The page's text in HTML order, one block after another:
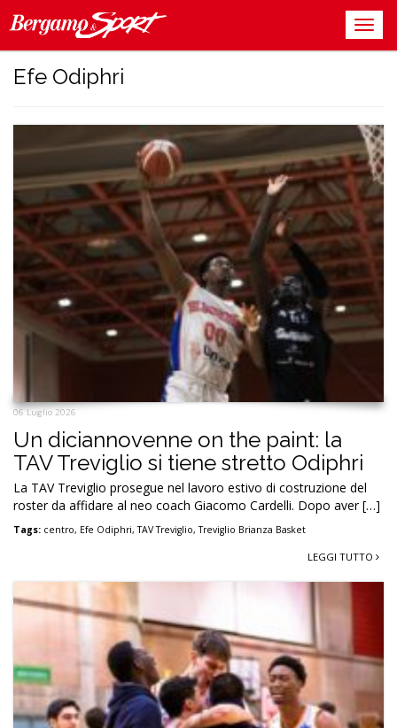
Efe Odiphri
06 Luglio 2026
Un diciannovenne on the paint: la
TAV Treviglio si tiene stretto Odiphri
La TAV Treviglio prosegue nel lavoro estivo di costruzione del
roster da affidare al neo coach Giacomo Cardelli. Dopo aver […]
Tags: centro, Efe Odiphri,TAV Treviglio,Treviglio Brianza Basket
LEGGI TUTTO